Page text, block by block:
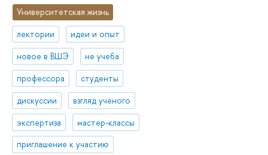
Университетская жизнь
лектории
идеи и опыт
новое в ВШЭ
не учеба
профессора
студенты
дискуссии
взгляд ученого
экспертиза
мастер-классы
приглашение к участию